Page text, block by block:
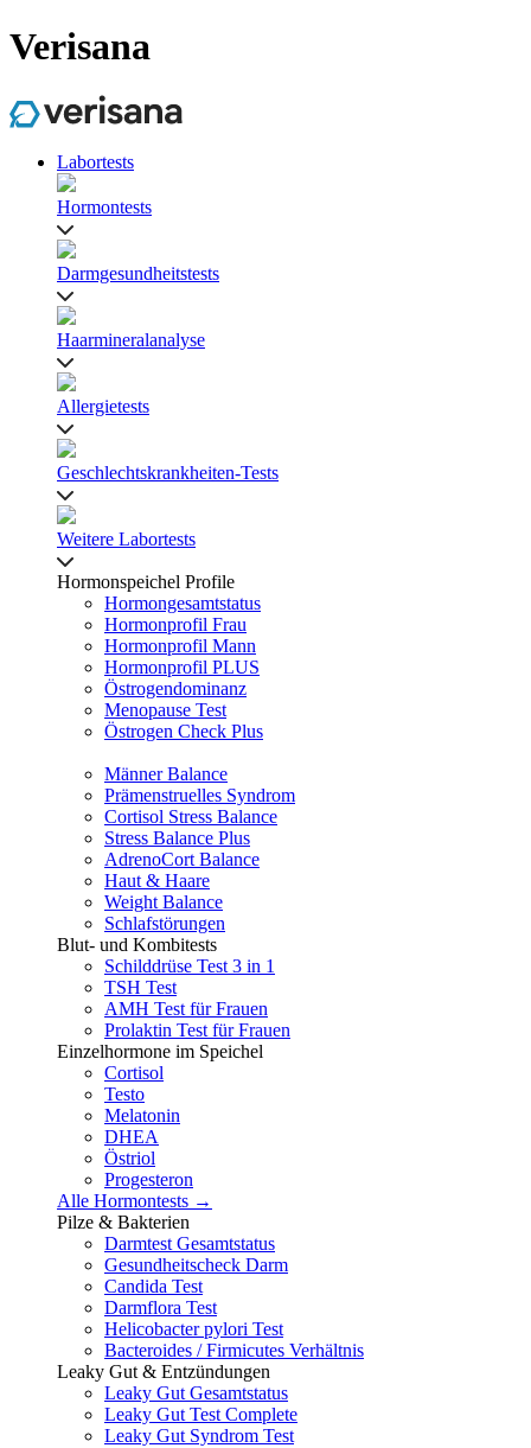
Verisana
Labortests
Hormontests
Darmgesundheitstests
Haarmineralanalyse
Allergietests
Geschlechtskrankheiten-Tests
Weitere Labortests
Hormonspeichel Profile
Hormongesamtstatus
Hormonprofil Frau
Hormonprofil Mann
Hormonprofil PLUS
Östrogendominanz
Menopause Test
Östrogen Check Plus
Männer Balance
Prämenstruelles Syndrom
Cortisol Stress Balance
Stress Balance Plus
AdrenoCort Balance
Haut & Haare
Weight Balance
Schlafstörungen
Blut- und Kombitests
Schilddrüse Test 3 in 1
TSH Test
AMH Test für Frauen
Prolaktin Test für Frauen
Einzelhormone im Speichel
Cortisol
Testo
Melatonin
DHEA
Östriol
Progesteron
Alle Hormontests →
Pilze & Bakterien
Darmtest Gesamtstatus
Gesundheitscheck Darm
Candida Test
Darmflora Test
Helicobacter pylori Test
Bacteroides / Firmicutes Verhältnis
Leaky Gut & Entzündungen
Leaky Gut Gesamtstatus
Leaky Gut Test Complete
Leaky Gut Syndrom Test